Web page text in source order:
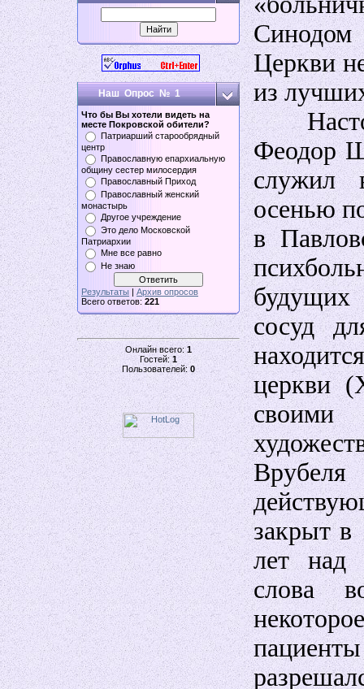
Наш Опрос № 1
Что бы Вы хотели видеть на
месте Покровской обители?
Патриарший старообрядный
центр
Православную епархиальную
общину сестер милосердия
Православный Приход
Православный женский
монастырь
Другое учреждение
Это дело Московской
Патриархии
Мне все равно
Не знаю
Результаты | Архив опросов
Всего ответов: 221
Онлайн всего:1
Гостей:1
Пользователей:0
Церкви
из
Феодор
служил
осенью
в
сосуд
церкви
своими
закрыт в
лет над
слова